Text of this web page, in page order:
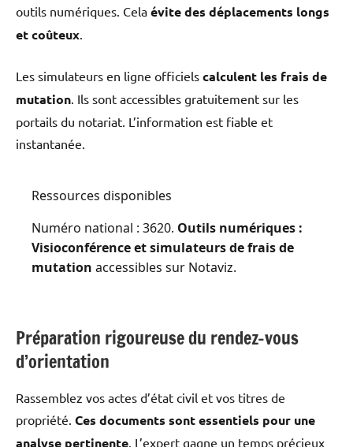
outils numériques. Cela évite des déplacements longs
et coûteux
Les simulateurs en ligne officiels calculent les frais de
mutation . Ils sont accessibles gratuitement sur les
portails du notariat. L’information est fiable et
instantanée.
Ressources disponibles
Numéro national : 3620. Outils numériques :
Visioconférence et simulateurs de frais de
mutation accessibles sur Notaviz.
Préparation rigoureuse du rendez-vous
d’orientation
Rassemblez vos actes d’état civil et vos titres de
propriété. Ces documents sont essentiels pour une
analyse pertinente. L’expert gagne un temps précieux